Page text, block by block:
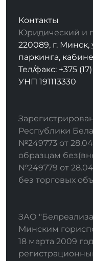
Контакты
Юридический и
220089, г. Минск,
паркинга,
Тел/факс: +375
УНП 191113330
Республики
№249773 от
образцам
№249779 от
без торговых
ЗАО
Минским
18 марта 2009